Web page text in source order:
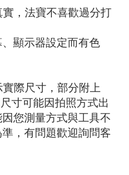
，法寶不喜歡過分打
顯示器設定而有色
際尺寸，部分附上
寸可能因拍照方式出
您測量方式與工具不
，有問題歡迎詢問客